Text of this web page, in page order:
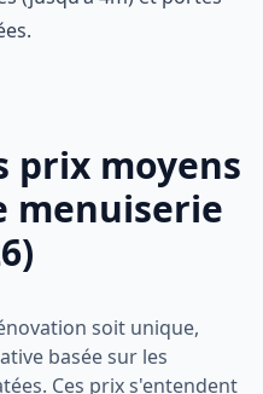
prix moyens
menuiserie
soit unique,
basée sur les
Ces prix s'entendent